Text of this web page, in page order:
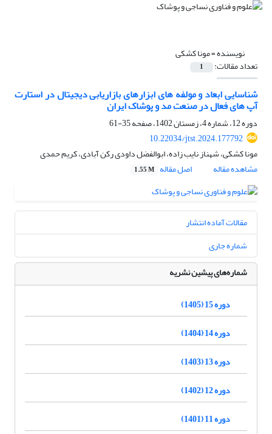
نویسنده =مونا کشکی
تعداد مقالات: 1
شناسایی ابعاد و مولفه های ابزارهای بازاریابی دیجیتال در استارت
آپ های فعال در صنعت مد و پوشاک ایران
دوره 12، شماره 4، زمستان 1402، صفحه
35-61
10.22034/jtst.2024.177792
مونا کشکی، شهناز نایب زاده، ابوالفضل داودی رکن آبادی، کریم حمدی
مشاهده مقاله
اصل مقاله 1.55 M
مقالات آماده انتشار
شماره جاری
شماره‌های پیشین نشریه
دوره 15 (1405)
دوره 14 (1404)
دوره 13 (1403)
دوره 12 (1402)
دوره 11 (1401)